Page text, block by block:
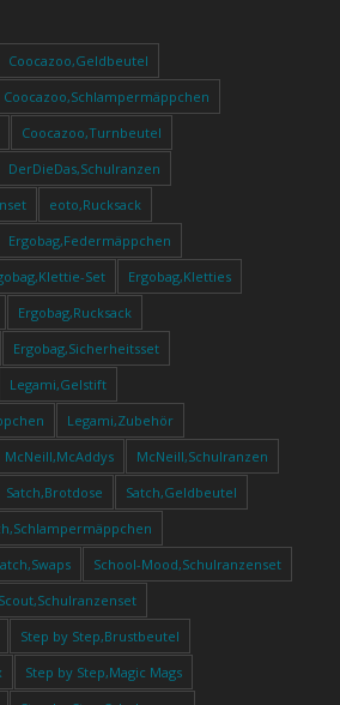
Coocazoo,Geldbeutel
Coocazoo,Schlampermäppchen
Coocazoo,Turnbeutel
DerDieDas,Schulranzen
eoto,Rucksack
Ergobag,Federmäppchen
Set
Ergobag,Kletties
Ergobag,Rucksack
Ergobag,Sicherheitsset
Legami,Gelstift
Legami,Zubehör
McNeill,McAddys
McNeill,Schulranzen
Satch,Brotdose
Satch,Geldbeutel
School-Mood,Schulranzenset
Scout,Schulranzenset
Step by Step,Brustbeutel
Step by Step,Magic Mags